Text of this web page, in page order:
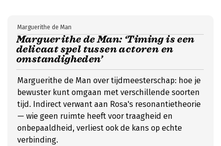
Marguerithe de Man: ‘Timing is een
delicaat spel tussen actoren en
omstandigheden’
Marguerithe de Man
Marguerithe de Man over tijdmeesterschap: hoe je
bewuster kunt omgaan met verschillende soorten
tijd. Indirect verwant aan Rosa's resonantietheorie
— wie geen ruimte heeft voor traagheid en
onbepaaldheid, verliest ook de kans op echte
verbinding.